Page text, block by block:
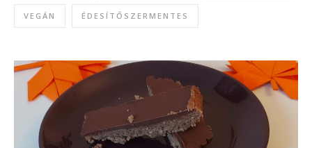
VEGÁN ÉDESÍTŐSZERMENTES